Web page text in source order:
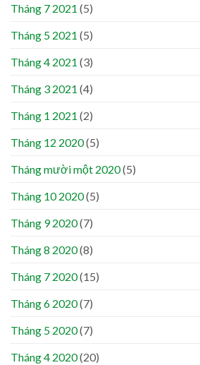
Tháng 7 2021 (5)
Tháng 5 2021 (5)
Tháng 4 2021 (3)
Tháng 3 2021 (4)
Tháng 1 2021 (2)
Tháng 12 2020(5)
Tháng mười một 2020(5)
Tháng 10 2020(5)
Tháng 9 2020(7)
Tháng 8 2020(8)
Tháng 7 2020(15)
Tháng 6 2020(7)
Tháng 5 2020(7)
Tháng 4 2020(20)